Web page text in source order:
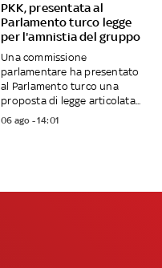
PKK, presentata al
Parlamento turco legge
per l'amnistia del gruppo
Una commissione
parlamentare ha presentato
al Parlamento turco una
proposta di legge articolata...
06 ago - 14:01